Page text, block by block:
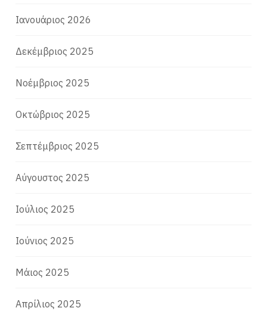
Ιανουάριος 2026
Δεκέμβριος 2025
Νοέμβριος 2025
Οκτώβριος 2025
Σεπτέμβριος 2025
Αύγουστος 2025
Ιούλιος 2025
Ιούνιος 2025
Μάιος 2025
Απρίλιος 2025